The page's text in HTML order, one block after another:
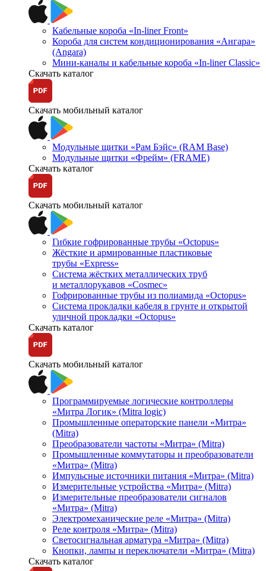
Кабельные короба «In-liner Front»
Короба для систем кондиционирования «Ангара»
(Angara)
Мини-каналы и кабельные короба «In-liner Classic»
Скачать каталог
Скачать мобильный каталог
Модульные щитки «Рам Бэйс» (RAM Base)
Модульные щитки «Фрейм» (FRAME)
Скачать каталог
Скачать мобильный каталог
Гибкие гофрированные трубы «Octopus»
Жёсткие и армированные пластиковые
трубы «Express»
Система жёстких металлических труб
и металлорукавов «Cosmec»
Гофрированные трубы из полиамида «Octopus»
Система прокладки кабеля в грунте и открытой
уличной прокладки «Octopus»
Скачать каталог
Скачать мобильный каталог
Программируемые логические контроллеры
«Митра Логик» (Mitra logic)
Промышленные операторские панели «Митра»
(Mitra)
Преобразователи частоты «Митра» (Mitra)
Промышленные коммутаторы и преобразователи
«Митра» (Mitra)
Импульсные источники питания «Митра» (Mitra)
Измерительные устройства «Митра» (Mitra)
Измерительные преобразователи сигналов
«Митра» (Mitra)
Электромеханические реле «Митра» (Mitra)
Реле контроля «Митра» (Mitra)
Светосигнальная арматура «Митра» (Mitra)
Кнопки, лампы и переключатели «Митра» (Mitra)
Скачать каталог